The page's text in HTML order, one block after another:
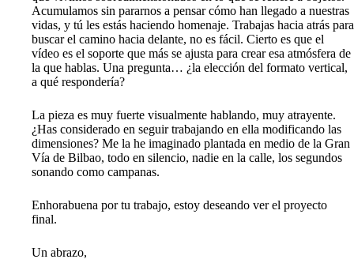
Acumulamos sin pararnos a pensar cómo han llegado a nuestras
vidas, y tú les estás haciendo homenaje. Trabajas hacia atrás para
buscar el camino hacia delante, no es fácil. Cierto es que el
vídeo es el soporte que más se ajusta para crear esa atmósfera de
la que hablas. Una pregunta… ¿la elección del formato vertical,
a qué respondería?
La pieza es muy fuerte visualmente hablando, muy atrayente.
¿Has considerado en seguir trabajando en ella modificando las
dimensiones? Me la he imaginado plantada en medio de la Gran
Vía de Bilbao, todo en silencio, nadie en la calle, los segundos
sonando como campanas.
Enhorabuena por tu trabajo, estoy deseando ver el proyecto
final.
Un abrazo,